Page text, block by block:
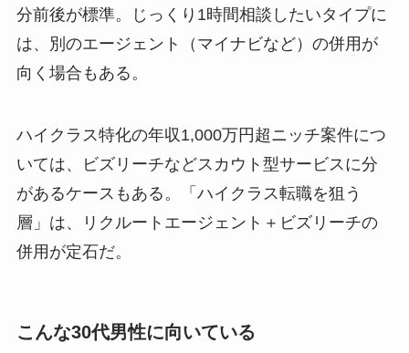
分前後が標準。じっくり1時間相談したいタイプに
は、別のエージェント（マイナビなど）の併用が
向く場合もある。
ハイクラス特化の年収1,000万円超ニッチ案件につ
いては、ビズリーチなどスカウト型サービスに分
があるケースもある。「ハイクラス転職を狙う
層」は、リクルートエージェント＋ビズリーチの
併用が定石だ。
こんな30代男性に向いている